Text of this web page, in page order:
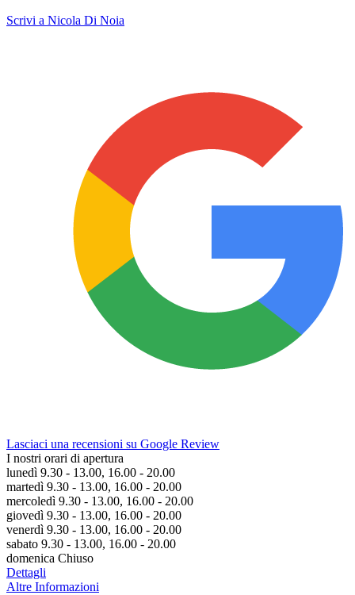
Scrivi a Nicola Di Noia
Lasciaci una recensioni su Google Review
I nostri orari di apertura
lunedì 9.30 - 13.00, 16.00 - 20.00
martedì 9.30 - 13.00, 16.00 - 20.00
mercoledì 9.30 - 13.00, 16.00 - 20.00
giovedì 9.30 - 13.00, 16.00 - 20.00
venerdì 9.30 - 13.00, 16.00 - 20.00
sabato 9.30 - 13.00, 16.00 - 20.00
domenica Chiuso
Dettagli
Altre Informazioni